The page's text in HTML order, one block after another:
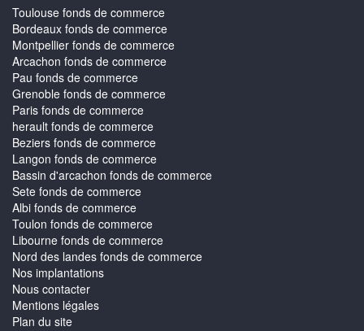
Toulouse fonds de commerce
Bordeaux fonds de commerce
Montpellier fonds de commerce
Arcachon fonds de commerce
Pau fonds de commerce
Grenoble fonds de commerce
Paris fonds de commerce
herault fonds de commerce
Beziers fonds de commerce
Langon fonds de commerce
Bassin d'arcachon fonds de commerce
Sete fonds de commerce
Albi fonds de commerce
Toulon fonds de commerce
Libourne fonds de commerce
Nord des landes fonds de commerce
Nos implantations
Nous contacter
Mentions légales
Plan du site